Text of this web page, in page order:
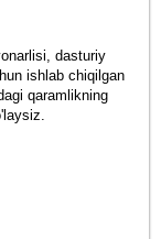
dasturiy
ishlab chiqilgan
qaramlikning